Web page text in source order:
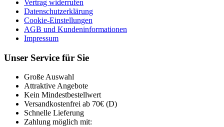
Vertrag widerrufen
Datenschutzerklärung
Cookie-Einstellungen
AGB und Kundeninformationen
Impressum
Unser Service für Sie
Große Auswahl
Attraktive Angebote
Kein Mindestbestellwert
Versandkostenfrei ab 70€ (D)
Schnelle Lieferung
Zahlung möglich mit: